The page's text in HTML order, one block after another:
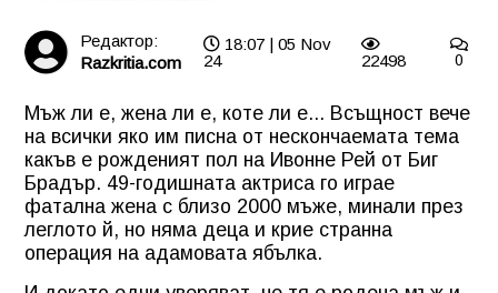
Редактор:
Razkritia.com
18:07 | 05 Nov
24
22498 0
Мъж ли е, жена ли е, коте ли е... Всъщност вече
на всички яко им писна от нескончаемата тема
какъв е рожденият пол на Ивонне Рей от Биг
Брадър. 49-годишната актриса го играе
фатална жена с близо 2000 мъже, минали през
леглото й, но няма деца и крие странна
операция на адамовата ябълка.